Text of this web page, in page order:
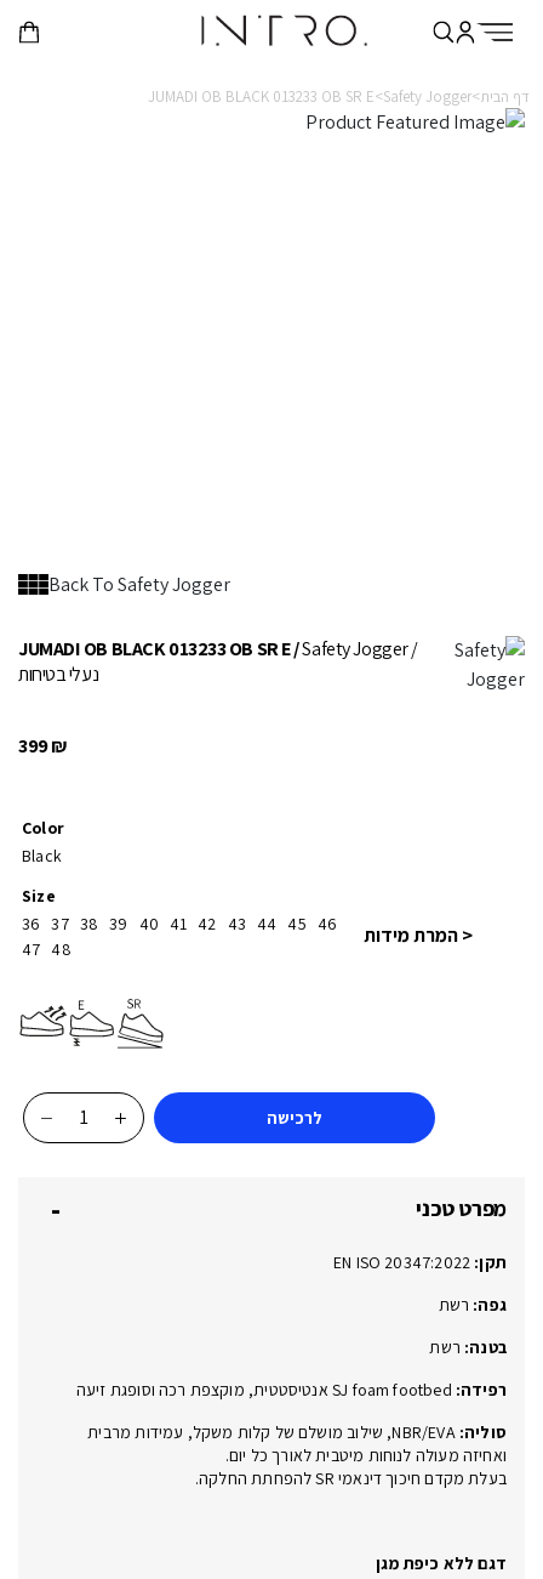
דף הבית>Safety Jogger>
JUMADI OB BLACK 013233 OB SR E
Back To Safety Jogger
JUMADI OB BLACK 013233 OB SR E /Safety Jogger/
נעלי בטיחות
399₪
Color
Black
Size
36 37 38 39 40 41 42 43 44 45
46
47 48
< המרת מידות
כמות
OB
לרכישה
מפרט טכני
תקן: EN ISO 20347:2022
גפה: רשת
בטנה: רשת
רפידה:
סוליה:
NBR/EVA, שילוב מושלם של קלות משקל, עמידות מרבית
ואחיזה מעולה לנוחות מיטבית לאורך כל יום.
בעלת מקדם חיכוך דינאמי SR להפחתת החלקה.
דגם ללא כיפת מגן